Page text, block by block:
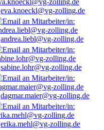
eva.knoeckl@vg-zolling.de
andrea.liebl@vg-zolling.de
sabine.lohr@vg-zolling.de
dagmar.maier@vg-zolling.de
erika.mehl@vg-zolling.de